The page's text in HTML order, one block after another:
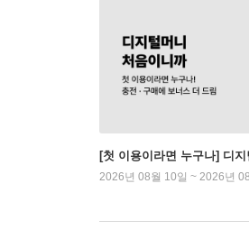
[첫 이용이라면 누구나] 디
2026년 08월 10일 ~ 2026년